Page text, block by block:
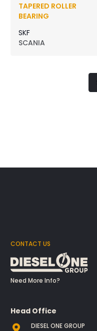
TAPERED ROLLER
BEARING
SKF
SCANIA
CONTACT US
Need More Info?
Head Office
DIESEL ONE GROUP